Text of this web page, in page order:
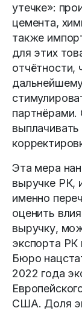
утечке»:
цемента,
также
для этих
отчётности,
Эта мера
выручке РК,
именно
оценить
выручку,
экспорта
Бюро
2022 года
США. Доля